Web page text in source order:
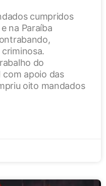
cumpridos
na Paraíba
do
com apoio das
oito mandados